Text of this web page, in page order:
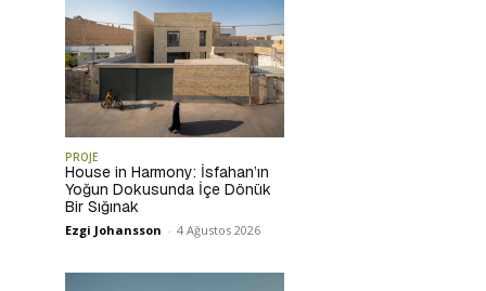
PROJE
House in Harmony: İsfahan’ın
Yoğun Dokusunda İçe Dönük
Bir Sığınak
Ezgi Johansson - 4 Ağustos 2026